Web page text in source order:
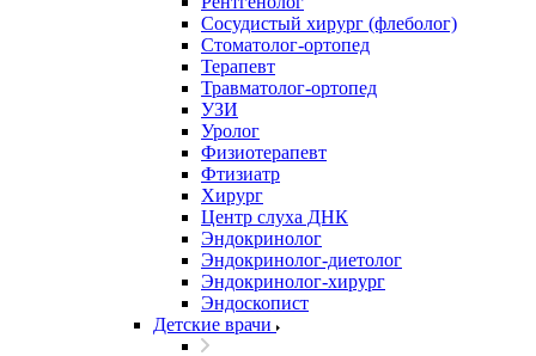
Сосудистый хирург (флеболог)
Стоматолог-ортопед
Терапевт
Травматолог-ортопед
УЗИ
Уролог
Физиотерапевт
Фтизиатр
Хирург
Центр слуха ДНК
Эндокринолог
Эндокринолог-диетолог
Эндокринолог-хирург
Эндоскопист
Детские врачи